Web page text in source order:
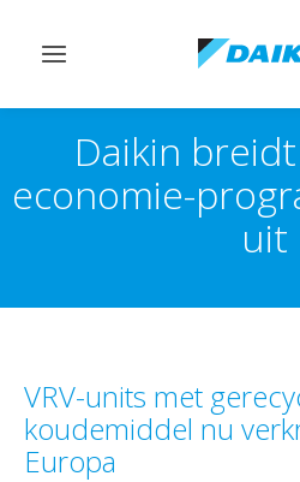
Navigatie
Daikin
economie-
uit
VRV-units met
koudemiddel nu
Europa